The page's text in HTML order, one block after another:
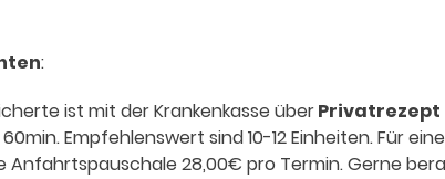
:
ist mit der Krankenkasse überPrivatrezept
Empfehlenswert sind 10-12 Einheiten. Für
28,00€ pro Termin. Gerne